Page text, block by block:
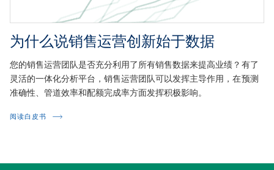
为什么说销售运营创新始于数据
您的销售运营团队是否充分利用了所有销售数据来提高业绩？有了
灵活的一体化分析平台，销售运营团队可以发挥主导作用，在预测
准确性、管道效率和配额完成率方面发挥积极影响。
阅读白皮书